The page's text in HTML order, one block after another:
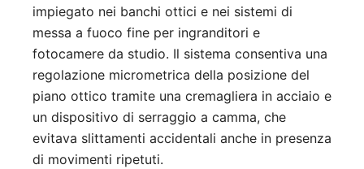
impiegato nei banchi ottici e nei sistemi di
messa a fuoco fine per ingranditori e
fotocamere da studio. Il sistema consentiva una
regolazione micrometrica della posizione del
piano ottico tramite una cremagliera in acciaio e
un dispositivo di serraggio a camma, che
evitava slittamenti accidentali anche in presenza
di movimenti ripetuti.